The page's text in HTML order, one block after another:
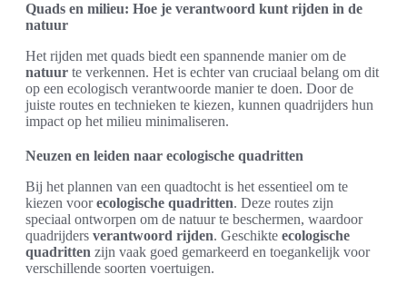
Quads en milieu: Hoe je verantwoord kunt rijden in de
natuur
Het rijden met quads biedt een spannende manier om de
natuur te verkennen. Het is echter van cruciaal belang om dit
op een ecologisch verantwoorde manier te doen. Door de
juiste routes en technieken te kiezen, kunnen quadrijders hun
impact op het milieu minimaliseren.
Neuzen en leiden naar ecologische quadritten
Bij het plannen van een quadtocht is het essentieel om te
kiezen voorecologische quadritten. Deze routes zijn
speciaal ontworpen om de natuur te beschermen, waardoor
quadrijders verantwoord rijden. Geschikte ecologische
quadritten zijn vaak goed gemarkeerd en toegankelijk voor
verschillende soorten voertuigen.